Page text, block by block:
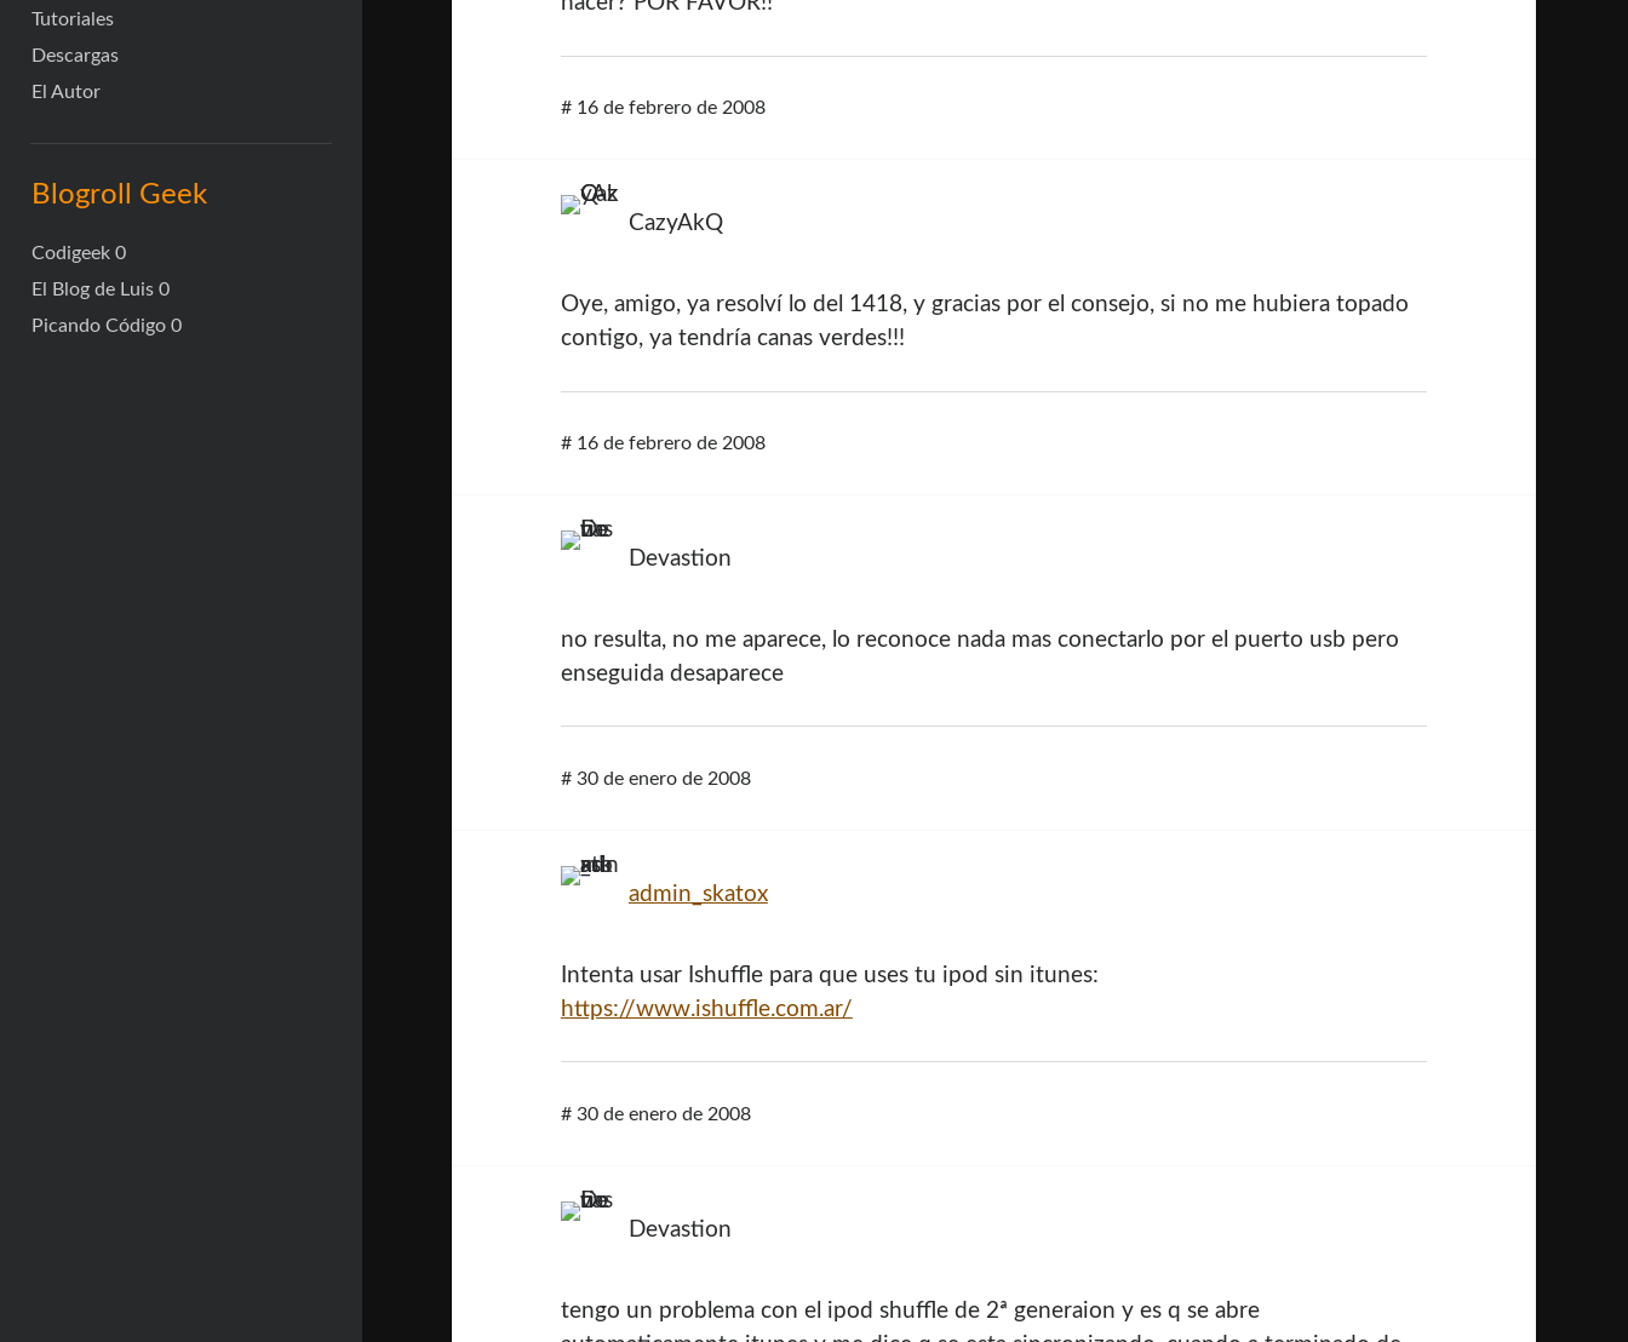
Tutoriales
Descargas
El Autor
Blogroll Geek
Codigeek0
El Blog de Luis0
Picando Código0
# 16 de febrero de 2008
CazyAkQ
Oye, amigo, ya resolví­ lo del 1418, y gracias por el consejo, si no me hubiera topado
contigo, ya tendrí­a canas verdes!!!
# 16 de febrero de 2008
Devastion
no resulta, no me aparece, lo reconoce nada mas conectarlo por el puerto usb pero
enseguida desaparece
# 30 de enero de 2008
admin_skatox
Intenta usar Ishuffle para que uses tu ipod sin itunes:
https://www.ishuffle.com.ar/
# 30 de enero de 2008
Devastion
tengo un problema con el ipod shuffle de 2ª generaion y es q se abre